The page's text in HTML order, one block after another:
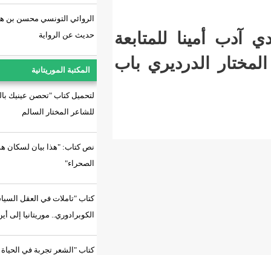
الروائي التونسي محسن بن هنية في
حديث عن الرواية
المكتبة الموريتانية
لتحميل كتاب "تحصن عينيك بالسراب"
نص كتاب: "هذا بيان لسكان هذه
كتاب "تاملات في العقل السياسي
الكوبرادوري.. موريتانيا إلى أين؟"
كتاب "الشعر تجربة في الحياة
للمتابعة
باب